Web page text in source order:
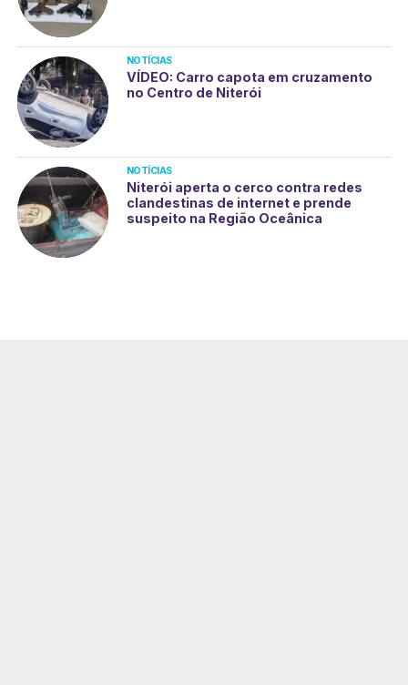
NOTÍCIAS
VÍDEO: Carro capota em cruzamento
no Centro de Niterói
NOTÍCIAS
Niterói aperta o cerco contra redes
clandestinas de internet e prende
suspeito na Região Oceânica